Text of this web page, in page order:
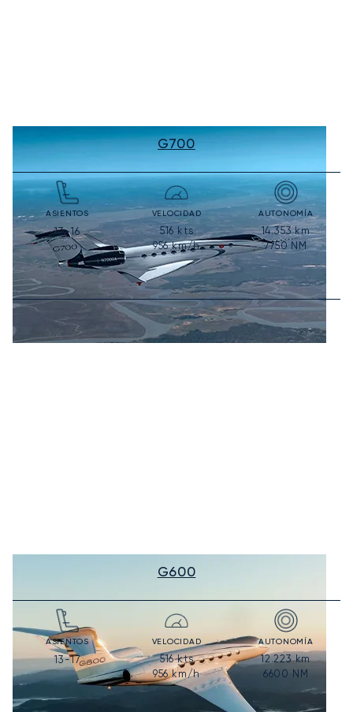
G700
ASIENTOS
13-16
VELOCIDAD
516 kts
956km/h
AUTONOMÍA
14.353km
7750 NM
G600
ASIENTOS
13-17
VELOCIDAD
516kts
956km/h
AUTONOMÍA
12.223km
6600 NM